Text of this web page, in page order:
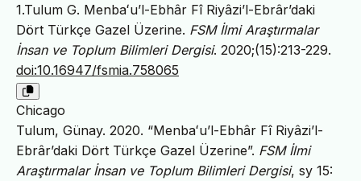
1.Tulum G. Menbaʻu’l-Ebhâr Fî Riyâzi’l-Ebrâr’daki
Dört Türkçe Gazel Üzerine. FSM İlmi Araştırmalar
İnsan ve Toplum Bilimleri Dergisi. 2020;(15):213-229.
doi:10.16947/fsmia.758065
Chicago
Tulum, Günay. 2020. “Menbaʻu’l-Ebhâr Fî Riyâzi’l-
Ebrâr’daki Dört Türkçe Gazel Üzerine”. FSM İlmi
Araştırmalar İnsan ve Toplum Bilimleri Dergisi, sy 15: